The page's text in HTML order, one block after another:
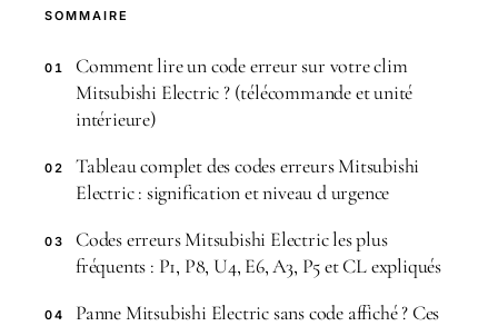
SOMMAIRE
01
Comment lire un code erreur sur votre clim
Mitsubishi Electric ? (télécommande et unité
intérieure)
02
Tableau complet des codes erreurs Mitsubishi
Electric : signification et niveau d urgence
03
Codes erreurs Mitsubishi Electric les plus
fréquents : P1, P8, U4, E6, A3, P5 et CL expliqués
04
Panne Mitsubishi Electric sans code affiché ? Ces